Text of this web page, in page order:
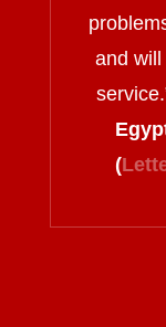
and
service.
(